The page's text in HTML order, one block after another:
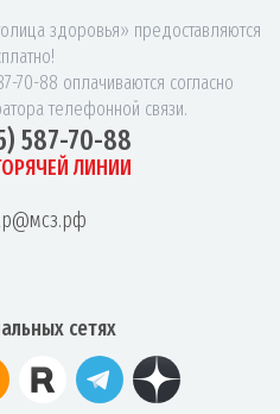
здоровья» предоставляются
70-88 оплачиваются согласно
телефонной связи.
587-70-88
ЛИНИИ
сетях